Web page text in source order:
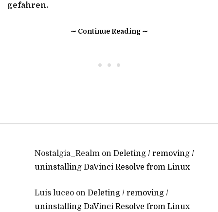
gefahren.
∼ Continue Reading ∼
• • •
Nostalgia_Realm on Deleting / removing /
uninstalling DaVinci Resolve from Linux
Luis luceo on Deleting / removing /
uninstalling DaVinci Resolve from Linux